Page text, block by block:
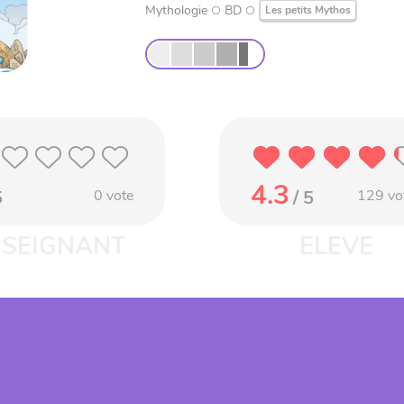
Mythologie BD Les petits Mythos
0 vote 4.3 / 5 129